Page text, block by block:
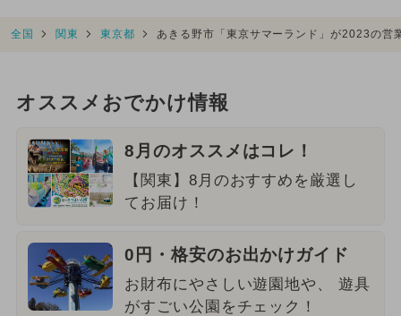
全国 関東 東京都 あきる野市「東京サマーランド」が2023の
オススメおでかけ情報
8月のオススメはコレ！
【関東】8月のおすすめを厳選し
てお届け！
0円・格安のお出かけガイド
お財布にやさしい遊園地や、 遊具
がすごい公園をチェック！